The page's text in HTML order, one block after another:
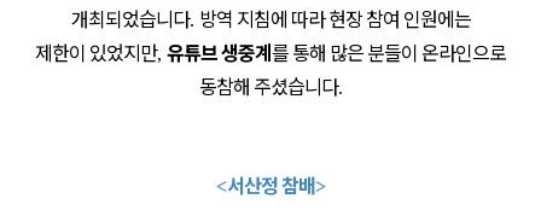
개최되었습니다. 방역 지침에 따라 현장 참여 인원에는
제한이 있었지만, 유튜브 생중계를 통해 많은 분들이 온라인으로
동참해 주셨습니다.
<서산정 참배>